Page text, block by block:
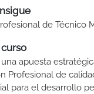
de Técnico
apuesta
Profesional de
para el desarrollo